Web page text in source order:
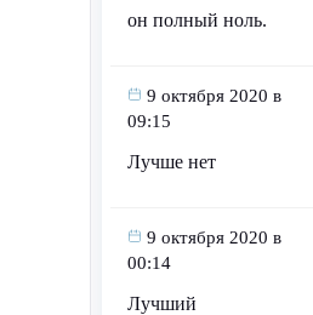
он полный ноль.
9 октября 2020 в
09:15
Лучше нет
9 октября 2020 в
00:14
Лучший